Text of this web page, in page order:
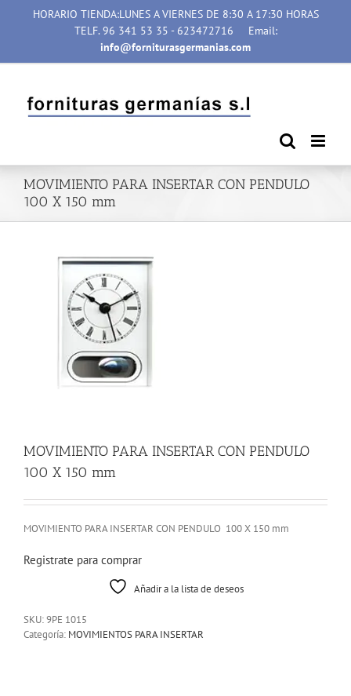
HORARIO TIENDA:LUNES A VIERNES DE 8:30 A 17:30 HORAS
TELF. 96 341 53 35 - 623472716
Email:
info@forniturasgermanias.com
MOVIMIENTO PARA INSERTAR CON PENDULO
100 X 150 mm
MOVIMIENTO PARA INSERTAR CON PENDULO
100 X 150 mm
MOVIMIENTO PARA INSERTAR CON PENDULO 100 X 150 mm
Registrate para comprar
Añadir a la lista de deseos
SKU:9PE 1015
Categoría: MOVIMIENTOS PARA INSERTAR